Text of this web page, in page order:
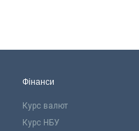
Фінанси
Курс валют
Курс НБУ